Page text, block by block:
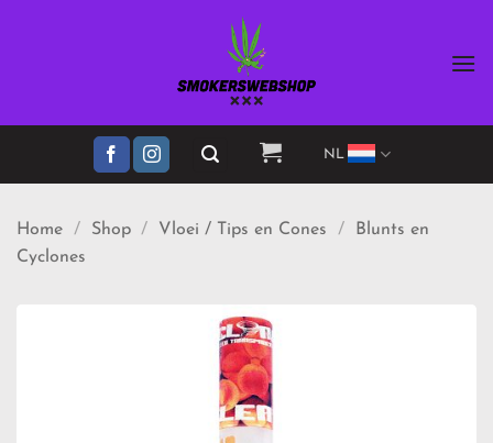
NL
Home / Shop / Vloei / Tips en Cones /
Blunts en
Cyclones